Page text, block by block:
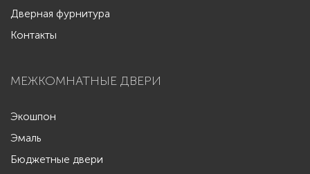
Дверная фурнитура
Контакты
МЕЖКОМНАТНЫЕ ДВЕРИ
Экошпон
Эмаль
Бюджетные двери